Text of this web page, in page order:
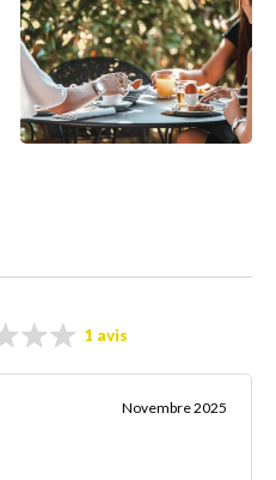
1 avis
Novembre 2025